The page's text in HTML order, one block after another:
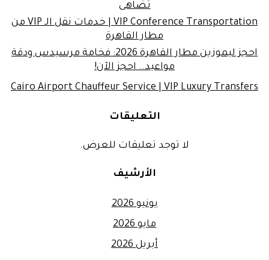
تضاهى
VIP Conference Transportation | خدمات نقل الـ VIP من
مطار القاهرة
احجز ليموزين مطار القاهرة 2026: فخامة مرسيدس ودقة
مواعيد.. احجز الآن!
Cairo Airport Chauffeur Service | VIP Luxury Transfers
التعليقات
لا توجد تعليقات للعرض.
الأرشيف
يونيو 2026
مايو 2026
أبريل 2026